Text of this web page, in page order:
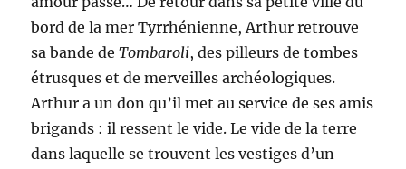
bord de la mer Tyrrhénienne, Arthur retrouve
sa bande deTombaroli, des pilleurs de tombes
étrusques et de merveilles archéologiques.
Arthur a un don qu’il met au service de ses amis
brigands : il ressent le vide. Le vide de la terre
dans laquelle se trouvent les vestiges d’un